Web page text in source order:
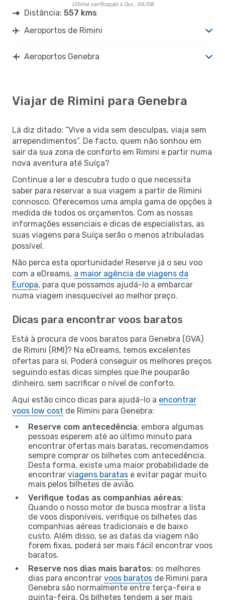
Última verificação a Qui., 06/08
Distância: 557 kms
Aeroportos de Rimini
Aeroportos Genebra
Viajar de Rimini para Genebra
Lá diz ditado: “Vive a vida sem desculpas, viaja sem
arrependimentos”. De facto, quem não sonhou em
sair da sua zona de conforto em Rimini e partir numa
nova aventura até Suíça?
Continue a ler e descubra tudo o que necessita
saber para reservar a sua viagem a partir de Rimini
connosco. Oferecemos uma ampla gama de opções à
medida de todos os orçamentos. Com as nossas
informações essenciais e dicas de especialistas, as
suas viagens para Suíça serão o menos atribuladas
possível.
Não perca esta oportunidade! Reserve já o seu voo
com a eDreams, a maior agência de viagens da
Europa, para que possamos ajudá-lo a embarcar
numa viagem inesquecível ao melhor preço.
Dicas para encontrar voos baratos
Está à procura de voos baratos para Genebra (GVA)
de Rimini (RMI)? Na eDreams, temos excelentes
ofertas para si. Poderá conseguir os melhores preços
seguindo estas dicas simples que lhe pouparão
dinheiro, sem sacrificar o nível de conforto.
Aqui estão cinco dicas para ajudá-lo a encontrar
voos low cost de Rimini para Genebra:
Reserve com antecedência: embora algumas
pessoas esperem até ao último minuto para
encontrar ofertas mais baratas, recomendamos
sempre comprar os bilhetes com antecedência.
Desta forma, existe uma maior probabilidade de
encontrar viagens baratas e evitar pagar muito
mais pelos bilhetes de avião.
Verifique todas as companhias aéreas:
Quando o nosso motor de busca mostrar a lista
de voos disponíveis, verifique os bilhetes das
companhias aéreas tradicionais e de baixo
custo. Além disso, se as datas da viagem não
forem fixas, poderá ser mais fácil encontrar voos
baratos.
Reserve nos dias mais baratos: os melhores
dias para encontrar voos baratos de Rimini para
Genebra são normalmente entre terça-feira e
quinta-feira. Os bilhetes tendem a ser mais